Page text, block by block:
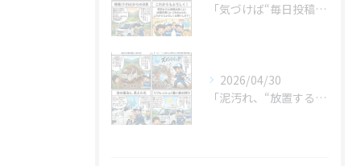
「気づけば“毎日投稿”やってました😂」
2026/04/30
「泥汚れ、“放置すると最強クラス”です😇」